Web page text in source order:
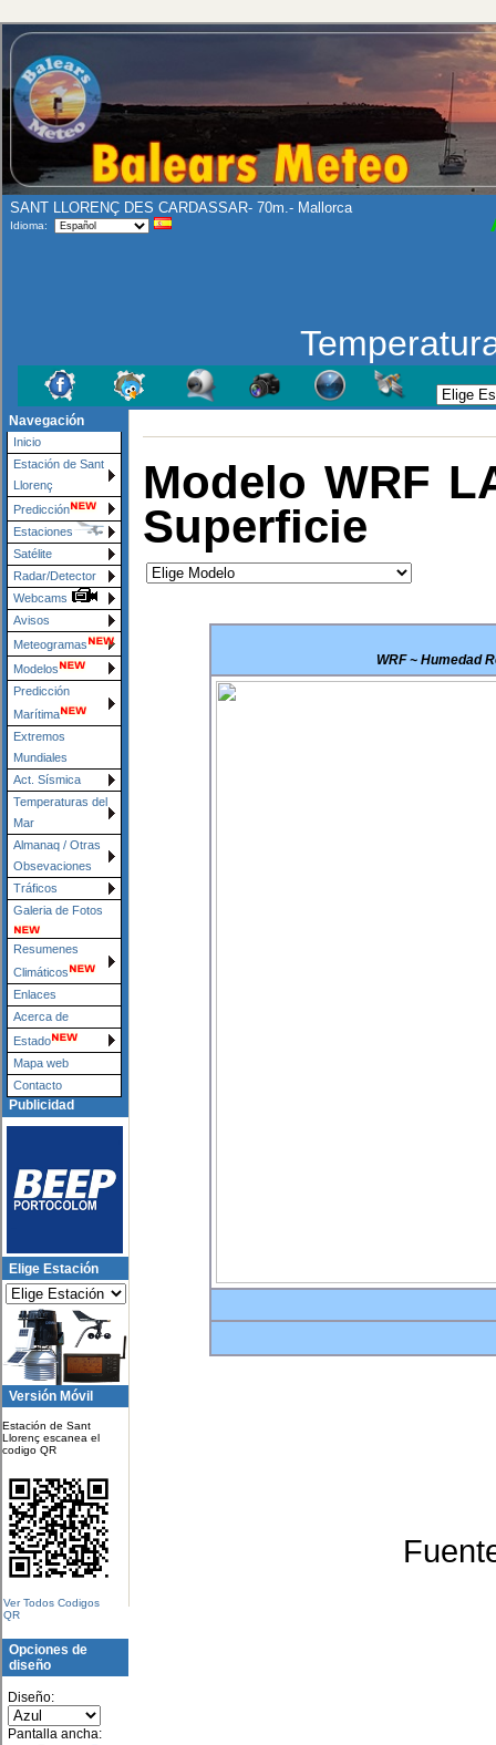
SANT LLORENÇ DES CARDASSAR- 70m.- Mallorca
Idioma:
Navegación
Inicio
Estación de Sant
Llorenç
Predicción
Estaciones
Satélite
Radar/Detector
Webcams
Avisos
Meteogramas
Modelos
Predicción
Marítima
Extremos
Mundiales
Act. Sísmica
Temperaturas del
Mar
Almanaq / Otras
Obsevaciones
Tráficos
Galeria de Fotos
Resumenes
Climáticos
Enlaces
Acerca de
Estado
Mapa web
Contacto
Publicidad
Elige Estación
Versión Móvil
Estación de Sant
Llorenç escanea el
codigo QR
Ver Todos Codigos
QR
Opciones de
diseño
Diseño:
Pantalla ancha:
Modelo WRF
Superficie
WRF ~ Humedad